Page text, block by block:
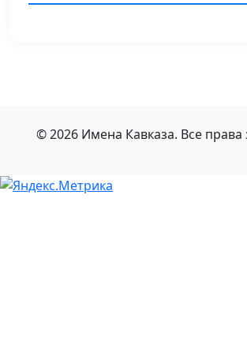
© 2026 Имена Кавказа. Все